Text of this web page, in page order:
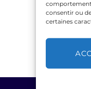
comportement
consentir ou
certaines